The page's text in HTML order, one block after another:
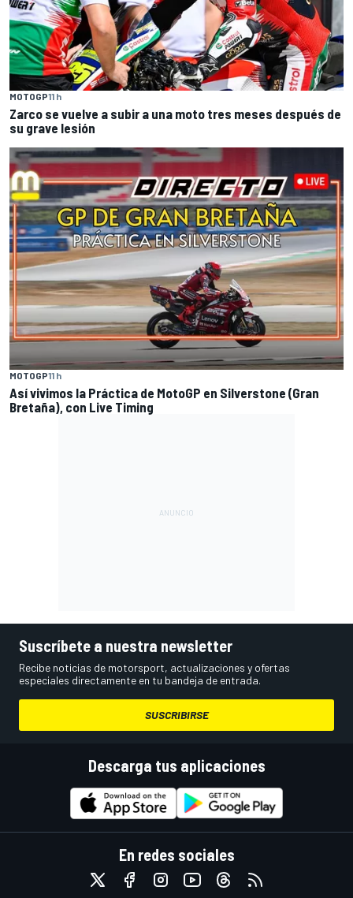
MOTOGP11 h
Zarco se vuelve a subir a una moto tres meses después de
su grave lesión
MOTOGP11 h
Así vivimos la Práctica de MotoGP en Silverstone (Gran
Bretaña), con Live Timing
Suscríbete a nuestra newsletter
Recibe noticias de motorsport, actualizaciones y ofertas
especiales directamente en tu bandeja de entrada.
SUSCRIBIRSE
Descarga tus aplicaciones
En redes sociales